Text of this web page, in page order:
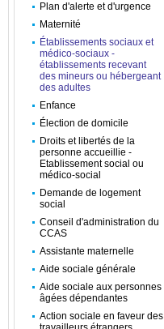
Plan d'alerte et d'urgence
Maternité
Établissements sociaux et
médico-sociaux -
établissements recevant
des mineurs ou hébergeant
des adultes
Enfance
Élection de domicile
Droits et libertés de la
personne accueillie -
Etablissement social ou
médico-social
Demande de logement
social
Conseil d'administration du
CCAS
Assistante maternelle
Aide sociale générale
Aide sociale aux personnes
âgées dépendantes
Action sociale en faveur des